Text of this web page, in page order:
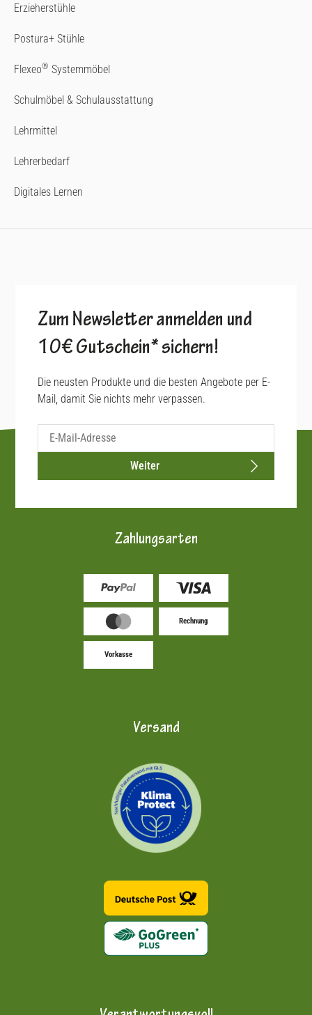
Erzieherstühle
Postura+ Stühle
Flexeo® Systemmöbel
Schulmöbel & Schulausstattung
Lehrmittel
Lehrerbedarf
Digitales Lernen
Zum Newsletter anmelden und
10€ Gutschein* sichern!
Die neusten Produkte und die besten Angebote per E-
Mail, damit Sie nichts mehr verpassen.
Weiter
Zahlungsarten
Rechnung
Vorkasse
Versand